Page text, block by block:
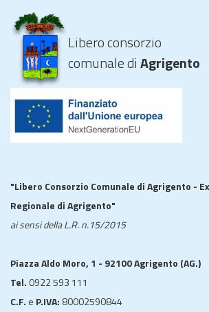
Libero consorzio
comunale diAgrigento
"Libero Consorzio Comunale di Agrigento -
Regionale di Agrigento"
ai sensi della L.R. n.15/2015
Piazza Aldo Moro, 1 - 92100 Agrigento (AG.)
Tel. 0922 593 111
C.F. e P.IVA: 80002590844